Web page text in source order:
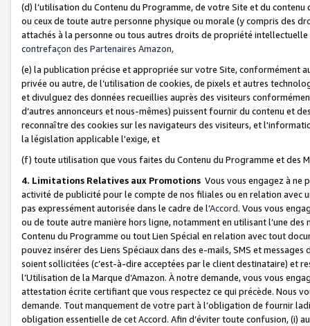
(d) l’utilisation du Contenu du Programme, de votre Site et du
ou ceux de toute autre personne physique ou morale (y compris des
attachés à la personne ou tous autres droits de propriété
contrefaçon des Partenaires Amazon,
(e) la publication précise et appropriée sur votre Site, conformément
privée ou autre, de l’utilisation de cookies, de pixels et autres
et divulguez des données recueillies auprès des visiteurs
d’autres annonceurs et nous-mêmes) puissent fournir du contenu et
reconnaître des cookies sur les navigateurs des visiteurs, et
la législation applicable l'exige, et
(f) toute utilisation que vous faites du Contenu du Programme et des
4. Limitations Relatives aux Promotions Vous vous engagez à ne
activité de publicité pour le compte de nos filiales ou en relation avec
pas expressément autorisée dans le cadre de l’Accord. Vous vous
ou de toute autre manière hors ligne, notamment en utilisant l’une
Contenu du Programme ou tout Lien Spécial en relation avec tout
pouvez insérer des Liens Spéciaux dans des e-mails, SMS et
soient sollicitées (c’est-à-dire acceptées par le client destinataire) et
l’Utilisation de la Marque d’Amazon. À notre demande, vous vous
attestation écrite certifiant que vous respectez ce qui précède. Nous
demande. Tout manquement de votre part à l’obligation de fournir
obligation essentielle de cet Accord. Afin d’éviter toute confusion, (i)